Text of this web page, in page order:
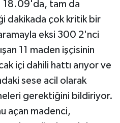
18.09'da, tam da
dakikada çok kritik bir
eksi 300 2'nci
11 maden işçisinin
içi dahili hattı arıyor ve
sese acil olarak
gerektiğini bildiriyor.
açan madenci,